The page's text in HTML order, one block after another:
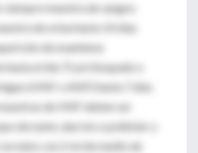
muestra de sangre;
de orina hasta 14 días
de exantema
el día 7) y/o hisopado o
(HNF o ANF) hasta 7 días
de HNF deben ser
de nylon, dacrón o poliéster y
tubo con 2 ml de medio de